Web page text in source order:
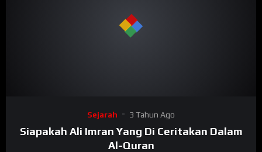
Sejarah 3 Tahun Ago
Siapakah Ali Imran Yang Di Ceritakan Dalam
Al-Quran